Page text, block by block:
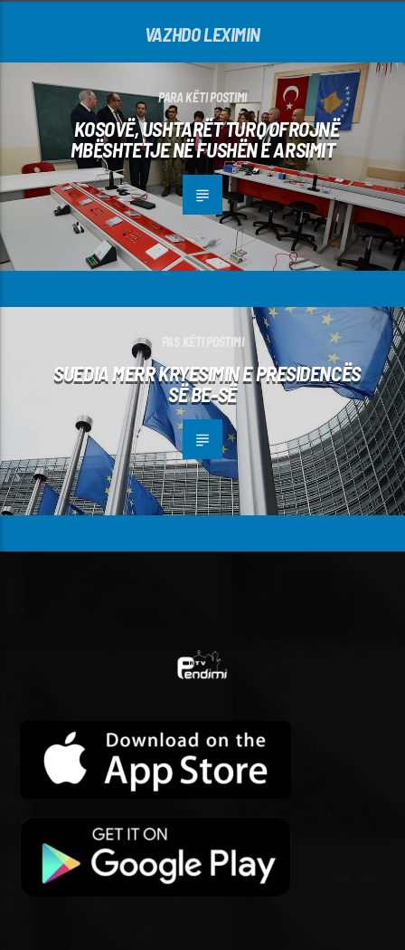
VAZHDO LEXIMIN
PARA KËTI POSTIMI
KOSOVË, USHTARËT TURQ OFROJNË
MBËSHTETJE NË FUSHËN E ARSIMIT
PAS KËTI POSTIMI
SUEDIA MERR KRYESIMIN E PRESIDENCËS
SË BE-SË